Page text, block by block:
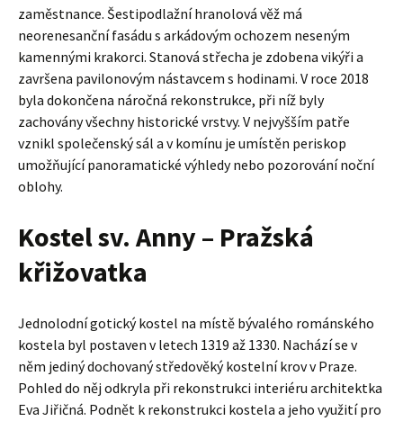
zaměstnance. Šestipodlažní hranolová věž má
neorenesanční fasádu s arkádovým ochozem neseným
kamennými krakorci. Stanová střecha je zdobena vikýři a
završena pavilonovým nástavcem s hodinami. V roce 2018
byla dokončena náročná rekonstrukce, při níž byly
zachovány všechny historické vrstvy. V nejvyšším patře
vznikl společenský sál a v komínu je umístěn periskop
umožňující panoramatické výhledy nebo pozorování noční
oblohy.
Kostel sv. Anny – Pražská
křižovatka
Jednolodní gotický kostel na místě bývalého románského
kostela byl postaven v letech 1319 až 1330. Nachází se v
něm jediný dochovaný středověký kostelní krov v Praze.
Pohled do něj odkryla při rekonstrukci interiéru architektka
Eva Jiřičná. Podnět k rekonstrukci kostela a jeho využití pro